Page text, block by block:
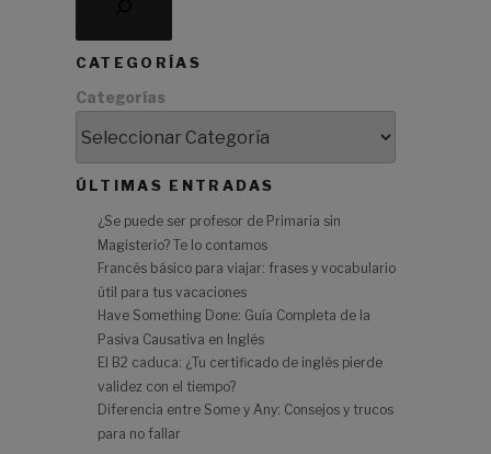
CATEGORÍAS
Categorías
ÚLTIMAS ENTRADAS
¿Se puede ser profesor de Primaria sin
Magisterio? Te lo contamos
Francés básico para viajar: frases y vocabulario
útil para tus vacaciones
Have Something Done: Guía Completa de la
Pasiva Causativa en Inglés
El B2 caduca: ¿Tu certificado de inglés pierde
validez con el tiempo?
Diferencia entre Some y Any: Consejos y trucos
para no fallar